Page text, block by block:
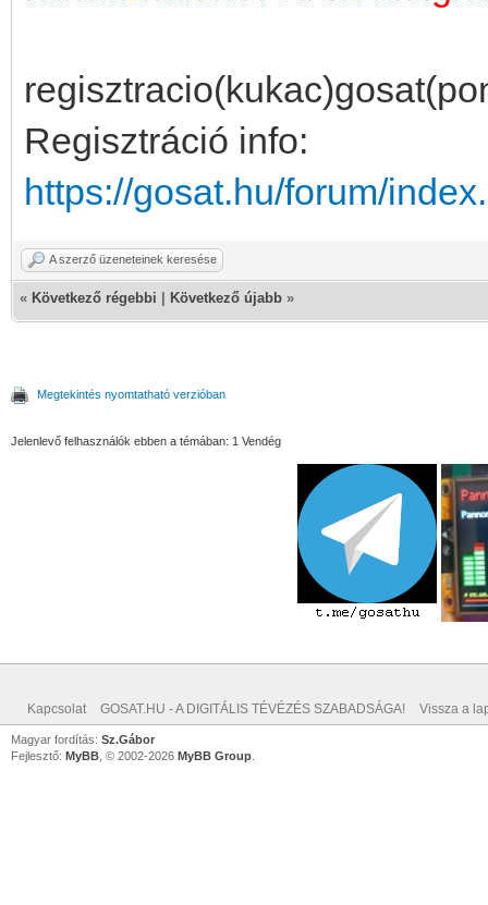
Regisztráció info:
https://gosat.hu/forum/
A szerző üzeneteinek keresése
« Következő régebbi Következő újabb »
Megtekintés nyomtatható verzióban
Jelenlevő felhasználók ebben a témában: 1 Vendég
Kapcsolat GOSAT.HU - A DIGITÁLIS TÉVÉZÉS SZABADSÁGA! Vissza a
Magyar fordítás: Sz.Gábor
Fejlesztő: MyBB , © 2002-2026 MyBB Group